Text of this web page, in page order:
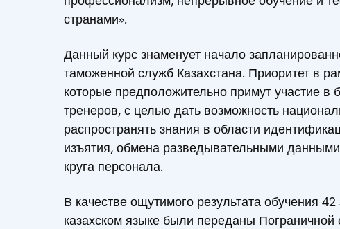
странами».
Данный курс знаменует начало
таможенной служб Казахстана. Приоритет в
которые предположительно примут участие в
тренеров, с целью дать возможность
распространять знания в области
изъятия, обмена разведывательными
круга персонала.
В качестве ощутимого результата обучения
казахском языке были переданы